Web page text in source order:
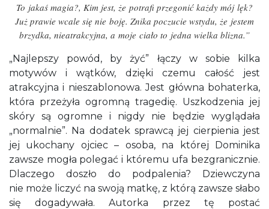
To jakaś magia?, Kim jest, że potrafi przegonić każdy mój lęk?
Już prawie wcale się nie boję. Znika poczucie wstydu, że jestem
brzydka, nieatrakcyjna, a moje ciało to jedna wielka blizna.”
„Najlepszy powód, by żyć” łączy w sobie kilka
motywów i wątków, dzięki czemu całość jest
atrakcyjna i nieszablonowa. Jest główna bohaterka,
która przeżyła ogromną tragedię. Uszkodzenia jej
skóry są ogromne i nigdy nie będzie wyglądała
„normalnie”. Na dodatek sprawcą jej cierpienia jest
jej ukochany ojciec – osoba, na której Dominika
zawsze mogła polegać i któremu ufa bezgranicznie.
Dlaczego doszło do podpalenia? Dziewczyna
nie może liczyć na swoją matkę, z którą zawsze słabo
się dogadywała. Autorka przez tę postać